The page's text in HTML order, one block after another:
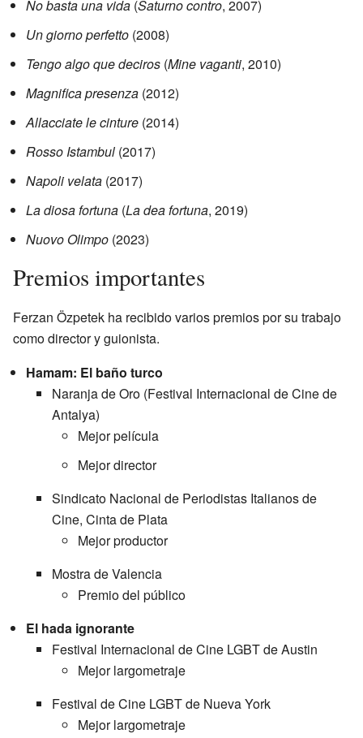
No basta una vida (Saturno contro, 2007)
Un giorno perfetto (2008)
Tengo algo que deciros (Mine vaganti, 2010)
Magnifica presenza (2012)
Allacciate le cinture (2014)
Rosso Istambul (2017)
Napoli velata (2017)
La diosa fortuna (La dea fortuna, 2019)
Nuovo Olimpo (2023)
Premios importantes
Ferzan Özpetek ha recibido varios premios por su trabajo
como director y guionista.
Hamam: El baño turco
Naranja de Oro (Festival Internacional de Cine de
Antalya)
Mejor película
Mejor director
Sindicato Nacional de Periodistas Italianos de
Cine, Cinta de Plata
Mejor productor
Mostra de Valencia
Premio del público
El hada ignorante
Festival Internacional de Cine LGBT de Austin
Mejor largometraje
Festival de Cine LGBT de Nueva York
Mejor largometraje